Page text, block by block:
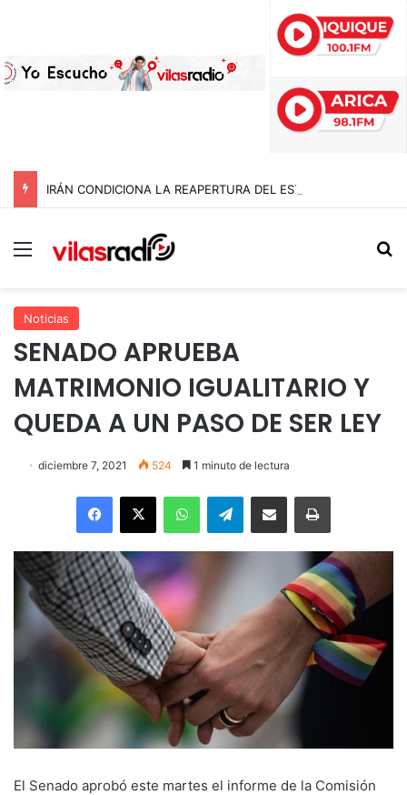
Menú
Noticias
SENADO APRUEBA
MATRIMONIO IGUALITARIO Y
QUEDA A UN PASO DE SER LEY
diciembre 7, 2021 524 1 minuto de lectura
Facebook
X WhatsAppTelegramEnviar vía email Imprimir
El Senado aprobó este martes el informe de la Comisión